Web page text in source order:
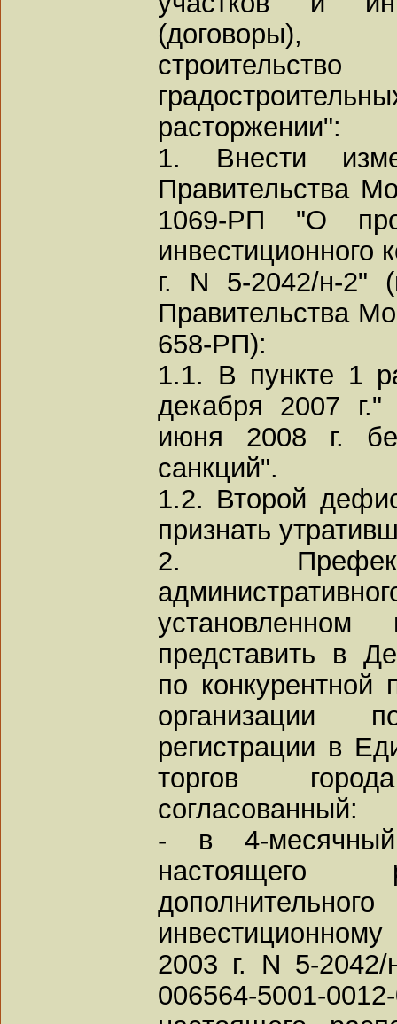
(договоры),
расторжении":
1. Внести
Правительства
1069-РП "О
инвестиционного
г. N 5-2042/н-2"
Правительства
658-РП):
1.1. В пункте 1
декабря 2007
июня 2008 г.
санкций".
1.2. Второй
признать
2.
представить в
по
организации
регистрации в
торгов
согласованный:
- в 4-
настоящего
2003 г. N 5-
006564-5001-